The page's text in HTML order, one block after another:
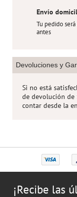
Envío
Tu pedido
antes
Devoluciones y
Si no está
de devolución de
contar desde la
¡Recibe las